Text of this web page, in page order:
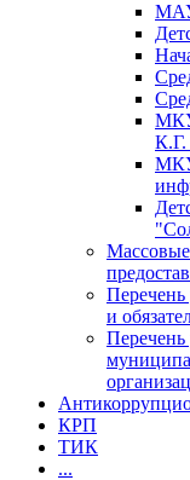
К.Г.
МКУ
Перечень
и
Перечень
КРП
ТИК
...